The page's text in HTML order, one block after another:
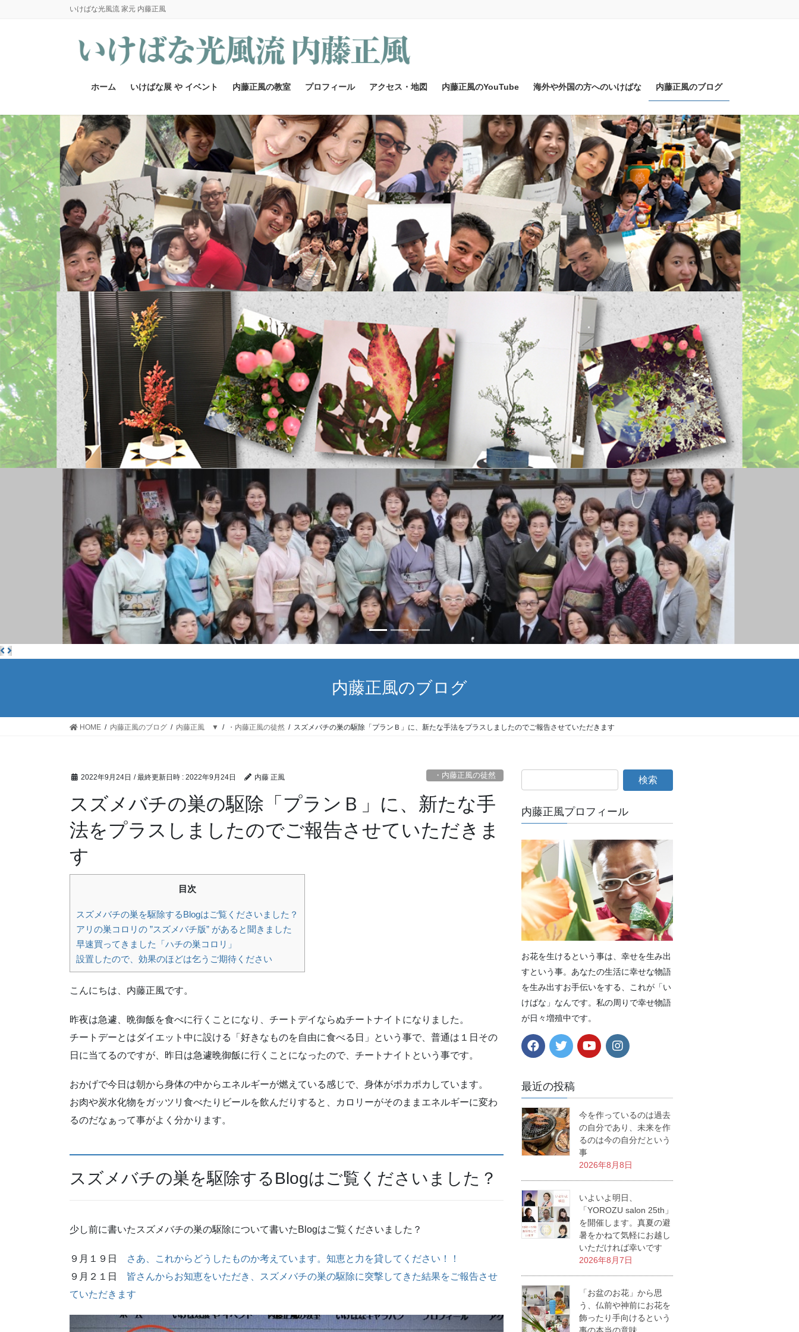
ッ
プ
移
動
いけばな光風流 家元 内藤正風
ホーム いけばな展 や イベント 内藤正風の教室 プロフィール アクセス・地図 内藤正風のYouTube 海外や外国の方へのいけばな 内藤正風のブログ
内藤正風のブログ
HOME 内藤正風のブログ 内藤正風 ▼ ・内藤正風の徒然 スズメバチの巣の駆除「プランＢ」に、新たな手法をプラスしましたのでご報告させていただきます
2022年9月24日 / 最終更新日時 : 2022年9月24日 内藤 正風 ・内藤正風の徒然
スズメバチの巣の駆除「プランＢ」に、新たな手
法をプラスしましたのでご報告させていただきま
す
目次
スズメバチの巣を駆除するBlogはご覧くださいました？
アリの巣コロリの ”スズメバチ版” があると聞きました
早速買ってきました「ハチの巣コロリ」
設置したので、効果のほどは乞うご期待ください
こんにちは、内藤正風です。
昨夜は急遽、晩御飯を食べに行くことになり、チートデイならぬチートナイトになりました。
チートデーとはダイエット中に設ける「好きなものを自由に食べる日」という事で、普通は１日その
日に当てるのですが、昨日は急遽晩御飯に行くことになったので、チートナイトという事です。
おかげで今日は朝から身体の中からエネルギーが燃えている感じで、身体がポカポカしています。
お肉や炭水化物をガッツリ食べたりビールを飲んだりすると、カロリーがそのままエネルギーに変わ
るのだなぁって事がよく分かります。
スズメバチの巣を駆除するBlogはご覧くださいました？
少し前に書いたスズメバチの巣の駆除について書いたBlogはご覧くださいました？
９月１９日
さあ、これからどうしたものか考えています。知恵と力を貸してください！！
９月２１日 皆さんからお知恵をいただき、スズメバチの巣の駆除に突撃してきた結果をご報告させ
ていただきます
内藤正風プロフィール
お花を生けるという事は、幸せを生み出
すという事。あなたの生活に幸せな物語
を生み出すお手伝いをする、これが「い
けばな」なんです。私の周りで幸せ物語
が日々増殖中です。
最近の投稿
今を作っているのは過去
の自分であり、未来を作
るのは今の自分だという
事
2026年8月8日
いよいよ明日、
「YOROZU salon 25th」
を開催します。真夏の避
暑をかねて気軽にお越し
いただければ幸いです
2026年8月7日
「お盆のお花」から思
う、仏前や神前にお花を
飾ったり手向けるという